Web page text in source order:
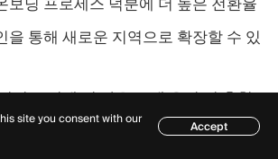
을 통해 새로운 지역으로 확장할 수 있
뢰로 인해 더 나은 고객 유지 및 추천
site you consent with our
Accept